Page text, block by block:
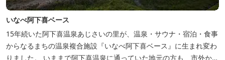
いなべ阿下喜ベース
15年続いた阿下喜温泉あじさいの里が、温泉・サウナ・宿泊・食事
からなるまちの温泉複合施設『いなべ阿下喜ベース』に生まれ変わ
りました。 いままで阿下喜温泉に通っていた地元の方も、市外から